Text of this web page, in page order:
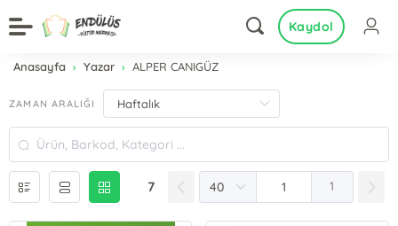
Kaydol
Anasayfa Yazar ALPER CANIGÜZ
ZAMAN ARALIĞI
7 1